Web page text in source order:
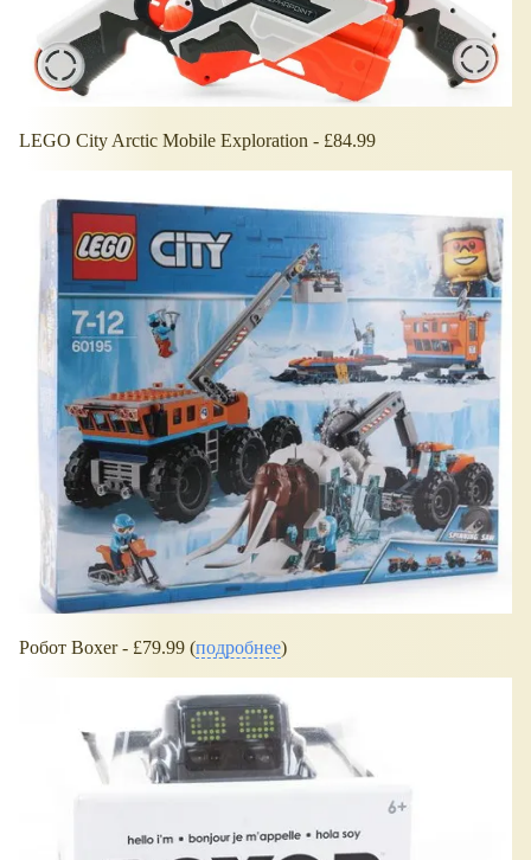
LEGO City Arctic Mobile Exploration - £84.99
Робот Boxer - £79.99 (подробнее)